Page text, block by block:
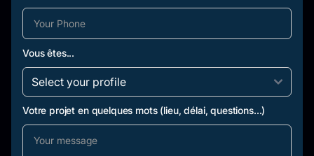
Vous êtes...
Votre projet en quelques mots (lieu, délai, questions...)